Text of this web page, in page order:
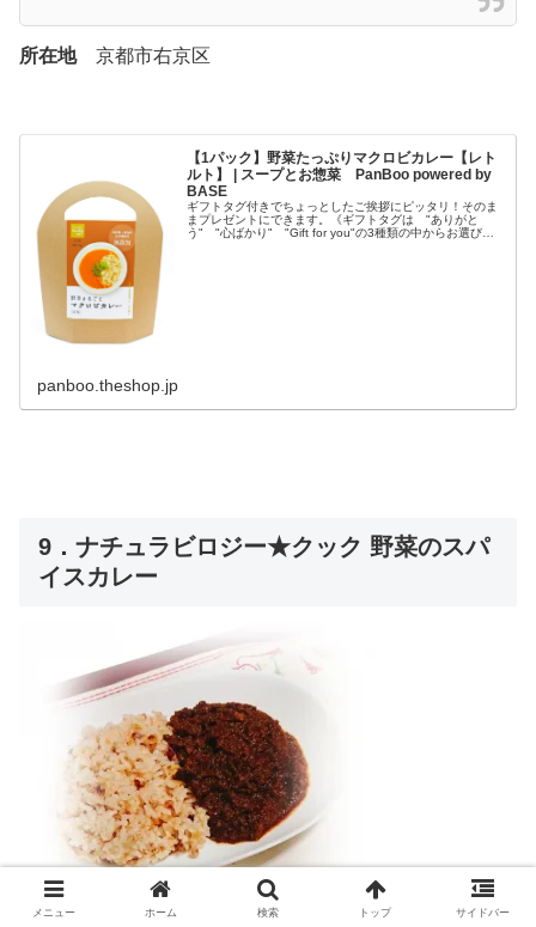
所在地京都市右京区
【1パック】野菜たっぷりマクロビカレー【レト
ルト】 | スープとお惣菜 PanBoo powered by
BASE
ギフトタグ付きでちょっとしたご挨拶にピッタリ！そのま
まプレゼントにできます。《ギフトタグは "ありがと
う" "心ばかり" "Gift for you"の3種類の中からお選びい
panboo.theshop.jp
9．ナチュラビロジー★クック 野菜のスパ
イスカレー
メニュー ホーム 検索 トップ サイドバー